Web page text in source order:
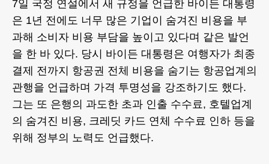
7일 국정 연설에서 새 규정을 언급한 바이든 대통령
은 1년 전에도 너무 많은 기업이 숨겨진 비용을 부
과해 소비자 비용 부담을 높이고 있다며 같은 발언
을 한 바 있다. 당시 바이든 대통령은 여행자가 최종
결제 전까지 항공권 전체 비용을 숨기는 항공업계의
관행을 언급하며 가격 투명성을 강조하기도 했다.
그는 또 은행의 과도한 초과 인출 수수료, 호텔업계
의 숨겨진 비용, 크레딧 카드 연체 수수료 인하 등을
위해 정부의 노력도 언급했다.